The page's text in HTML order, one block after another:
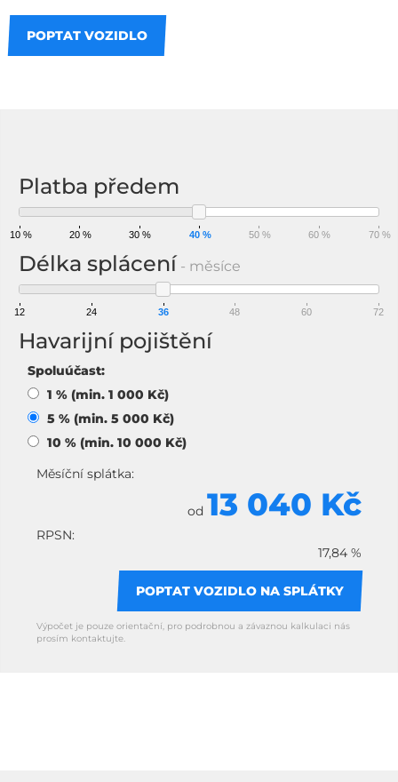
POPTAT VOZIDLO
Platba předem
10 % 20 % 30 % 40 % 50 % 60 % 70 %
Délka splácení - měsíce
12 24 36 48 60 72
Havarijní pojištění
Spoluúčast:
1 % (min. 1 000 Kč)
5 % (min. 5 000 Kč)
10 % (min. 10 000 Kč)
Měsíční splátka:
od 13 040 Kč
RPSN:
17,84 %
POPTAT VOZIDLO NA SPLÁTKY
Výpočet je pouze orientační, pro podrobnou a závaznou kalkulaci nás
prosím kontaktujte.